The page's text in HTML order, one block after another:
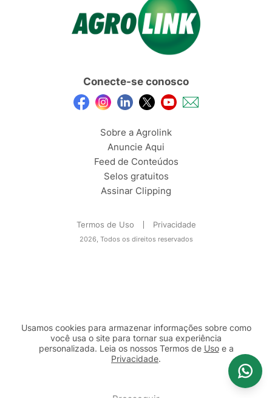
Conecte-se conosco
Sobre a Agrolink
Anuncie Aqui
Feed de Conteúdos
Selos gratuitos
Assinar Clipping
Termos de Uso Privacidade
2026, Todos os direitos reservados
Usamos cookies para armazenar informações sobre como
você usa o site para tornar sua experiência
personalizada. Leia os nossos Termos de Usoe a
Privacidade.
Prosseguir